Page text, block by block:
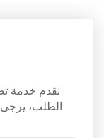
نقدم خدمة
الطلب،